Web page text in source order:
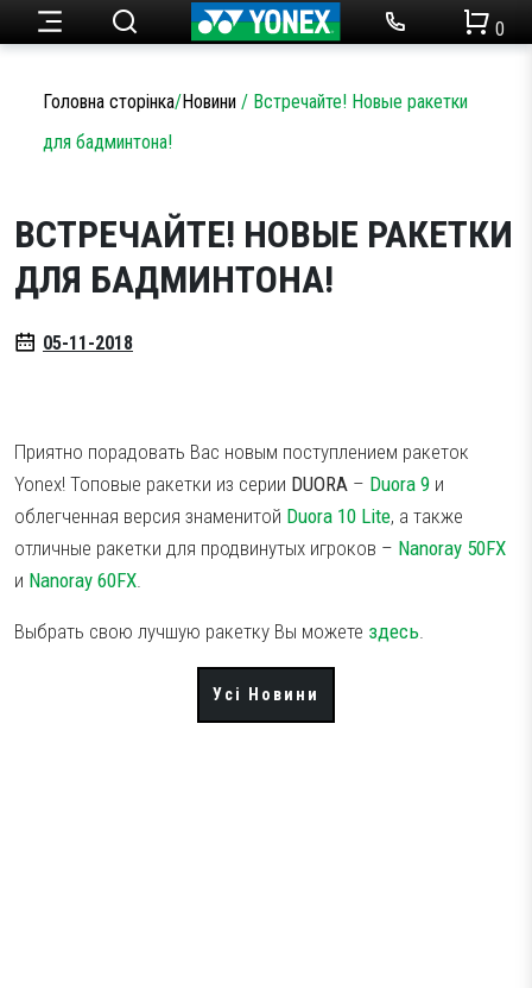
Теніс
Ракетки для тенісу
Намотки
Аксесуари
Тестові ракетки
Гравці Yonex
Набори для бадмінтону
Аксесуари
Волани
Одяг
Чоловічий одяг
Дитячий одяг
Огляди товарів
Акції
Партнерство
SALE
0
Головна сторінка/Новини / Встречайте! Новые ракетки
для бадминтона!
ВСТРЕЧАЙТЕ! НОВЫЕ РАКЕТКИ
ДЛЯ БАДМИНТОНА!
05-11-2018
Приятно порадовать Вас новым поступлением ракеток
Yonex! Топовые ракетки из серии DUORA – Duora 9 и
облегченная версия знаменитой Duora 10 Lite, а также
отличные ракетки для продвинутых игроков – Nanoray 50FX
и Nanoray 60FX.
Выбрать свою лучшую ракетку Вы можете здесь.
Усі Новини